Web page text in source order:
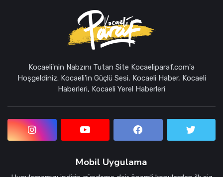
Kocaeli'nin Nabzını Tutan Site Kocaeliparaf.com'a
Hoşgeldiniz. Kocaeli'in Güçlü Sesi, Kocaeli Haber, Kocaeli
Haberleri, Kocaeli Yerel Haberleri
Mobil Uygulama